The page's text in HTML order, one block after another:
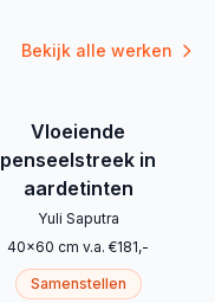
Bekijk alle werken
Vloeiende
penseelstreek in
aardetinten
Yuli Saputra
40x60 cm v.a. €181,-
Samenstellen